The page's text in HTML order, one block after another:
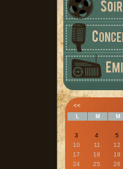
<<
L M M
3
4 5
10
11 12
17
18 19
24
25 26